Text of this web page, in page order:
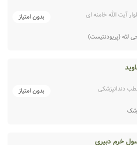
آیت الله خامنه ای بدون امتیاز
لثه (پریودنتیست)
دندانپزشکی بدون امتیاز
خرم دبیری